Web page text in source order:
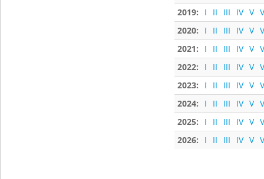
2019:
I II III IV V
2020:
I II III IV V
2021:
I II III IV V
2022:
I II III IV V
2023:
I II III IV V
2024:
I II III IV V
2025:
I II III IV V
2026:
I II III IV V